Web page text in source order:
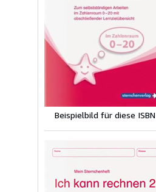
Beispielbild für diese ISBN